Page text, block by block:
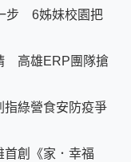
步 6姊妹校園把
高雄ERP團隊搶
綠營食安防疫爭
創《家．幸福